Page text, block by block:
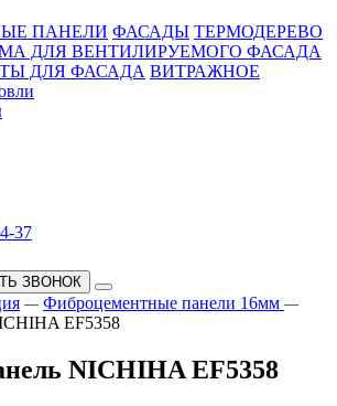
ПАНЕЛИ ФАСАДЫ ТЕРМОДЕРЕВО
ДЛЯ ВЕНТИЛИРУЕМОГО ФАСАДА
ДЛЯ ФАСАДА ВИТРАЖНОЕ
37
ЗВОНОК
— Фиброцементные панели 16мм —
EF5358
NICHIHA EF5358